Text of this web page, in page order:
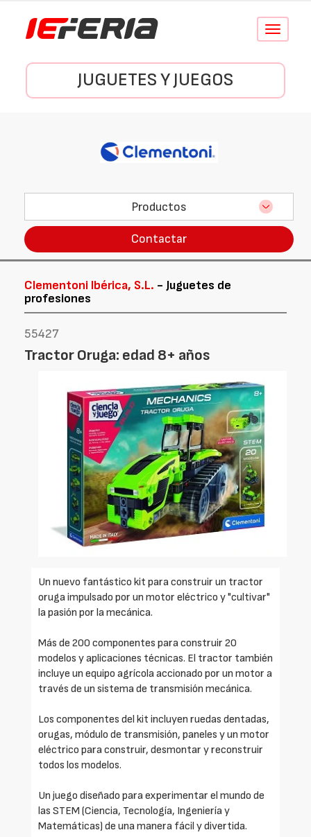
Conmutar
JUGUETES Y JUEGOS
Productos
Contactar
Clementoni Ibérica, S.L. - Juguetes de
profesiones
55427
Tractor Oruga: edad 8+ años
Un nuevo fantástico kit para construir un tractor
oruga impulsado por un motor eléctrico y "cultivar"
la pasión por la mecánica.
Más de 200 componentes para construir 20
modelos y aplicaciones técnicas. El tractor también
incluye un equipo agrícola accionado por un motor a
través de un sistema de transmisión mecánica.
Los componentes del kit incluyen ruedas dentadas,
orugas, módulo de transmisión, paneles y un motor
eléctrico para construir, desmontar y reconstruir
todos los modelos.
Un juego diseñado para experimentar el mundo de
las STEM (Ciencia, Tecnología, Ingeniería y
Matemáticas) de una manera fácil y divertida.